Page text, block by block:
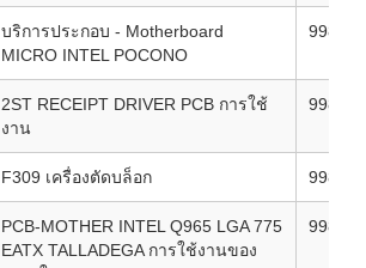
บริการประกอบ - Motherboard
MICRO INTEL POCONO
2ST RECEIPT DRIVER PCB การใช้
งาน
F309 เครื่องตัดบล็อก
PCB-MOTHER INTEL Q965 LGA 775
EATX TALLADEGA การใช้งานของ